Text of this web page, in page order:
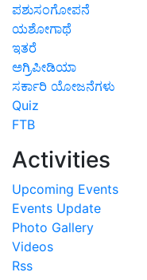
ಪಶುಸಂಗೋಪನೆ
ಯಶೋಗಾಥೆ
ಇತರೆ
ಅಗ್ರಿಪೀಡಿಯಾ
ಸರ್ಕಾರಿ ಯೋಜನೆಗಳು
Quiz
FTB
Activities
Upcoming Events
Events Update
Photo Gallery
Videos
Rss